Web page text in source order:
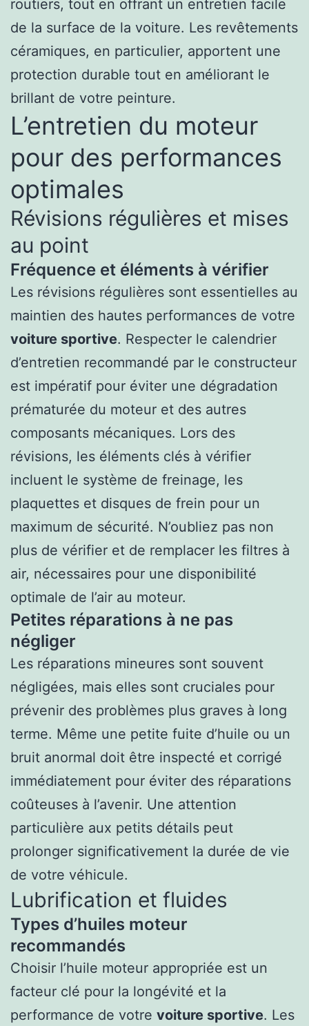
routiers, tout en offrant un entretien facile
de la surface de la voiture. Les revêtements
céramiques, en particulier, apportent une
protection durable tout en améliorant le
brillant de votre peinture.
L’entretien du moteur
pour des performances
optimales
Révisions régulières et mises
au point
Fréquence et éléments à vérifier
Les révisions régulières sont essentielles au
maintien des hautes performances de votre
voiture sportive. Respecter le calendrier
d’entretien recommandé par le constructeur
est impératif pour éviter une dégradation
prématurée du moteur et des autres
composants mécaniques. Lors des
révisions, les éléments clés à vérifier
incluent le système de freinage, les
plaquettes et disques de frein pour un
maximum de sécurité. N’oubliez pas non
plus de vérifier et de remplacer les filtres à
air, nécessaires pour une disponibilité
optimale de l’air au moteur.
Petites réparations à ne pas
négliger
Les réparations mineures sont souvent
négligées, mais elles sont cruciales pour
prévenir des problèmes plus graves à long
terme. Même une petite fuite d’huile ou un
bruit anormal doit être inspecté et corrigé
immédiatement pour éviter des réparations
coûteuses à l’avenir. Une attention
particulière aux petits détails peut
prolonger significativement la durée de vie
de votre véhicule.
Lubrification et fluides
Types d’huiles moteur
recommandés
Choisir l’huile moteur appropriée est un
facteur clé pour la longévité et la
performance de votre voiture sportive. Les